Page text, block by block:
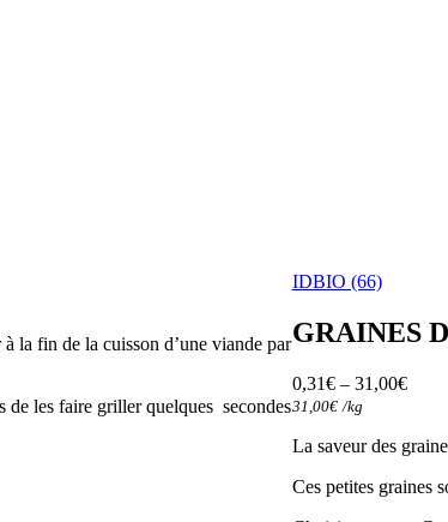
IDBIO (66)
GRAINES
0,31€– 31,00€
31,00€ /kg
La saveur des
Ces petites graines
la fin de la cuisson d’une viande par
de les faire griller quelques secondes